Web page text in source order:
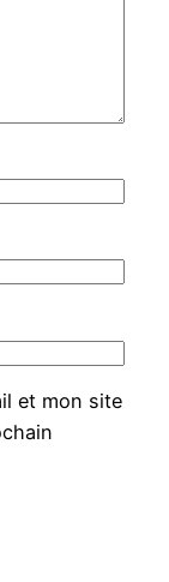
et mon site